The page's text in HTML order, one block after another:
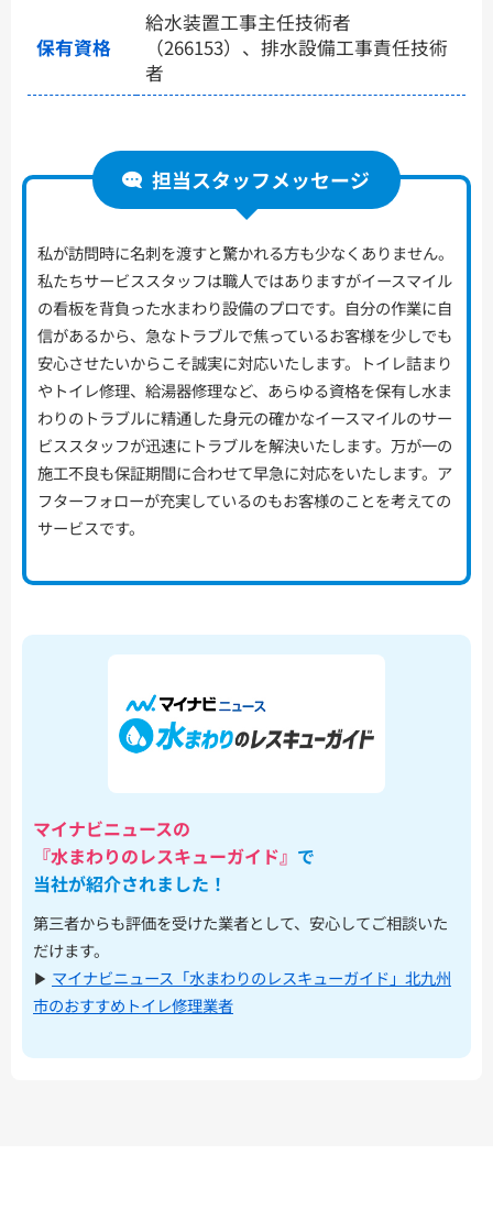
保有資格
給水装置工事主任技術者
（266153）、排水設備工事責任技術
者
担当スタッフメッセージ
私が訪問時に名刺を渡すと驚かれる方も少なくありません。
私たちサービススタッフは職人ではありますがイースマイル
の看板を背負った水まわり設備のプロです。自分の作業に自
信があるから、急なトラブルで焦っているお客様を少しでも
安心させたいからこそ誠実に対応いたします。トイレ詰まり
やトイレ修理、給湯器修理など、あらゆる資格を保有し水ま
わりのトラブルに精通した身元の確かなイースマイルのサー
ビススタッフが迅速にトラブルを解決いたします。万が一の
施工不良も保証期間に合わせて早急に対応をいたします。ア
フターフォローが充実しているのもお客様のことを考えての
サービスです。
マイナビニュースの
『水まわりのレスキューガイド』 で
当社が紹介されました！
第三者からも評価を受けた業者として、安心してご相談いた
だけます。
▶︎ マイナビニュース「水まわりのレスキューガイド」北九州
市のおすすめトイレ修理業者